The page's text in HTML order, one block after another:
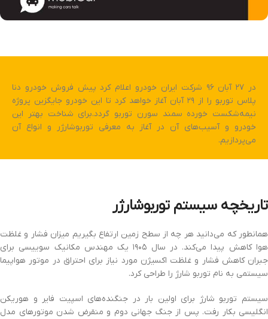
در ۲۷ آبان ۹۶ شرکت ایران خودرو اعلام کرد پیش فروش خودرو دنا
پلاس توربو را از ۲۹ آبان آغاز خواهد کرد تا این خودرو جایگزین پروژه
نیمه‌شکست خورده سمند سورن توربو گردد.برای شناخت بهتر این
خودرو و آسیب‌های آن در آغاز به معرفی توربوشارژر و انواع آن
می‌پردازیم.
تاریخچه سیستم توربوشارژر
همانطور که می‌دانید هر چه از سطح زمین ارتفاع بگیریم میزان فشار و غلظت
هوا کاهش پیدا می‌کند. در سال ۱۹۰۵ یک مهندس مکانیک سوییسی برای
جبران کاهش فشار و غلظت اکسیژن مورد نیاز برای احتراق در موتور هواپیما
سیستمی به نام توربو شارژ را طراحی کرد.
سیستم توربو شارژ برای اولین بار در جنگنده‌های اسپیت فایر و هوریکن
انگلیسی بکار رفت. پس از جنگ جهانی دوم و منقرض شدن موتورهای مدل